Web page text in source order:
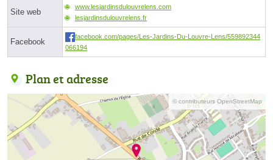
Site web
www.lesjardinsdulouvrelens.com
lesjardinsdulouvrelens.fr
Facebook
facebook.com/pages/Les-Jardins-Du-Louvre-Lens/559892344
066194
Plan et adresse
© contributeurs OpenStreetMap